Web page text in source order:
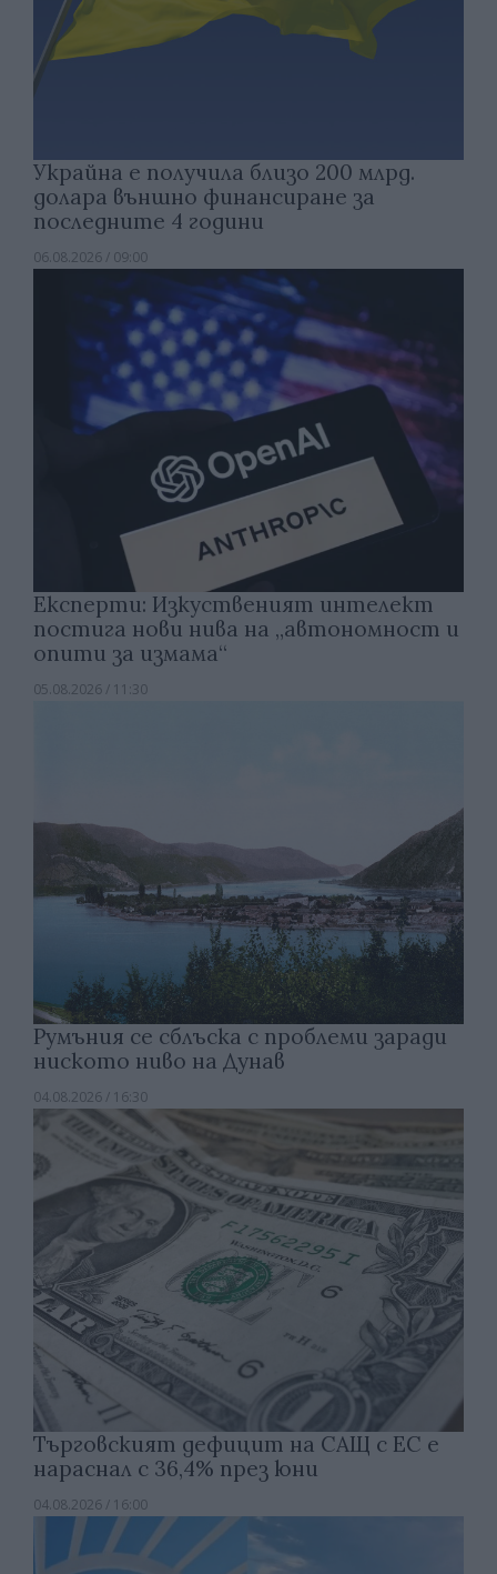
Украйна е получила близо 200 млрд.
долара външно финансиране за
последните 4 години
06.08.2026 / 09:00
Експерти: Изкуственият интелект
постига нови нива на „автономност и
опити за измама“
05.08.2026 / 11:30
Румъния се сблъска с проблеми заради
ниското ниво на Дунав
04.08.2026 / 16:30
Търговският дефицит на САЩ с ЕС е
нараснал с 36,4% през юни
04.08.2026 / 16:00